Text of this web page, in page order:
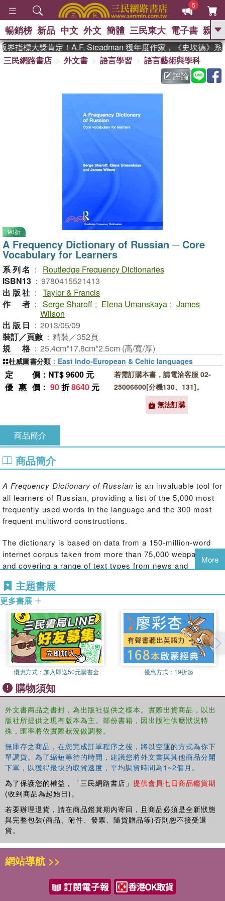
5
GO
熱搜： 東野圭吾 、 高希均教授回憶錄
父親節 、 如果歷
暑期推薦 、 國際布克
獎 臺灣漫遊錄 、 方念華
偉大的迷走神經
暢銷榜 新品 中文 外文 簡體 三民東大 電子書 親子
指標大獎肯定！A.F. Steadman 獲年度作家，《史坎德》系
三民網路書店
外文書 語言學習
語言藝術與學科
評論
90折
A Frequency Dictionary of Russian ─ Core
Vocabulary for Learners
系列名 ：
Routledge Frequency Dictionaries
ISBN13 ： 9780415521413
出版社 ： Taylor & Francis
作者 ： Serge Sharoff ; Elena Umanskaya ; James
Wilson
出版日 ： 2013/05/09
裝訂／頁數 ： 精裝／352頁
規格 ： 25.4cm*17.8cm*2.5cm (高/寬/厚)
定價 ：NT$ 9600 元
優惠價 ： 90折8640 元
若需訂購本書，請電洽客服 02-
25006600[分機130、131]。
無法訂購
杜威圖書分類 ： East Indo-European & Celtic languages
商品簡介
商品簡介
A Frequency Dictionary of Russian is an invaluable tool for
all learners of Russian, providing a list of the 5,000 most
frequently used words in the language and the 300 most
frequent multiword constructions.
The dictionary is based on data from a 150-million-word
internet corpus taken from more than 75,000 webpages
and covering a range of text types from news and
and fiction.
All entries in the rank frequency list feature the English
equivalent, a sample sentence with English translation, a
part of speech indication, indication of stress for
polysyllabic words and information on inflection for
irregular forms.
The dictionary also contains twenty-six thematically
variety of topics, such as food and drink, travel, and
A Frequency Dictionary of Russian enables students of all
levels to get the most out of their study of vocabulary in
an engaging and efficient way. It is also a rich resource for
language teaching, research, curriculum design, and
materials development.
A CD version is available to purchase separately.
Designed for use by corpus and computational linguists it
provides the full text in a format that researchers can
process and turn into suitable lists for their own research
purposes.
More
主題書展
更多書展
優惠方式： 加入即送50元購書金 優惠方式： 19折起
購物須知
外文書商品之書封，為出版社提供之樣本。實際出貨商品，以出
版社所提供之現有版本為主。部份書籍，因出版社供應狀況特
殊，匯率將依實際狀況做調整。
無庫存之商品，在您完成訂單程序之後，將以空運的方式為你下
單調貨。為了縮短等待的時間，建議您將外文書與其他商品分開
下單，以獲得最快的取貨速度，平均調貨時間為1~2個月。
為了保護您的權益，「三民網路書店」 提供會員七日商品鑑賞期
(收到商品為起始日)。
若要辦理退貨，請在商品鑑賞期內寄回，且商品必須是全新狀態
與完整包裝(商品、附件、發票、隨貨贈品等)否則恕不接受退
貨。
網站導航 >>